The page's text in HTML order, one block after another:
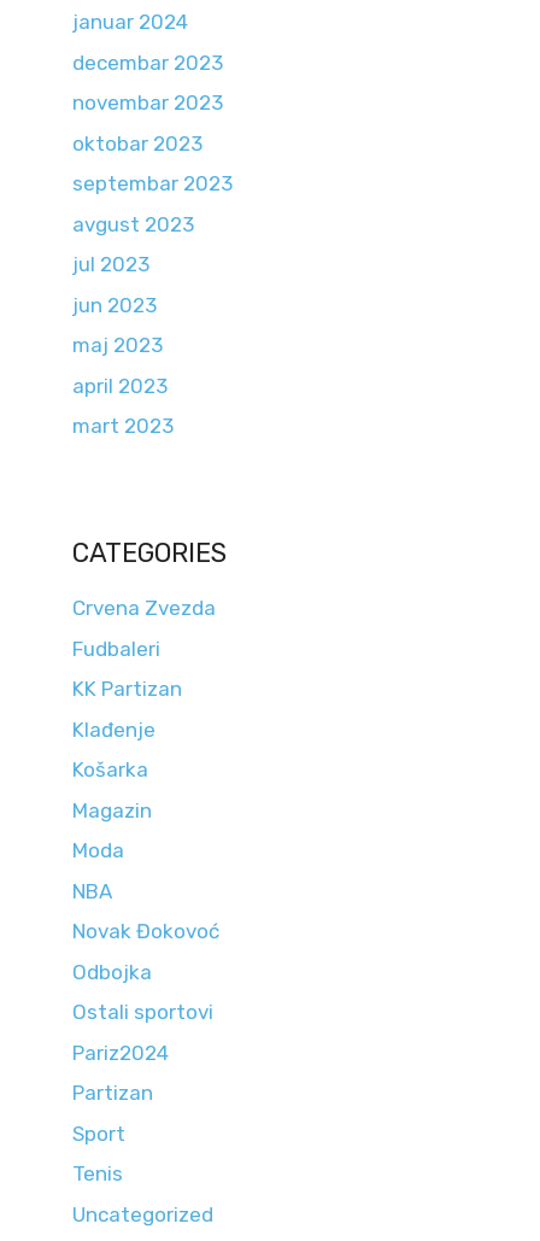
januar 2024
decembar 2023
novembar 2023
oktobar 2023
septembar 2023
avgust 2023
jul 2023
jun 2023
maj 2023
april 2023
mart 2023
CATEGORIES
Crvena Zvezda
Fudbaleri
KK Partizan
Klađenje
Košarka
Magazin
Moda
NBA
Novak Đokovoć
Odbojka
Ostali sportovi
Pariz2024
Partizan
Sport
Tenis
Uncategorized